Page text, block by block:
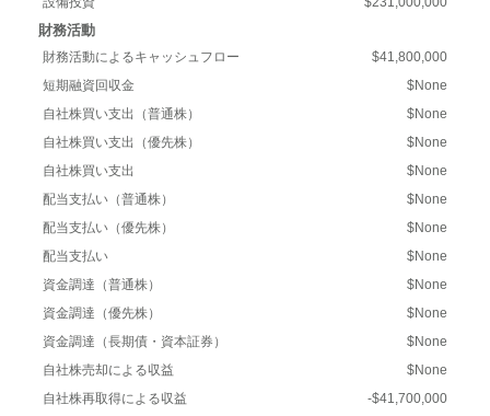
財務活動
財務活動によるキャッシュフロー
$41,800,000
短期融資回収金
$None
自社株買い支出（普通株）
$None
自社株買い支出（優先株）
$None
自社株買い支出
$None
配当支払い（普通株）
$None
配当支払い（優先株）
$None
配当支払い
$None
資金調達（普通株）
$None
資金調達（優先株）
$None
資金調達（長期債・資本証券）
$None
自社株売却による収益
$None
自社株再取得による収益
-$41,700,000